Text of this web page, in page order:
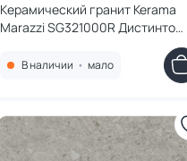
Керамический гранит Kerama
Marazzi SG321000R Дистинто
беж светлый обрезной 15x60x9
В наличии • мало